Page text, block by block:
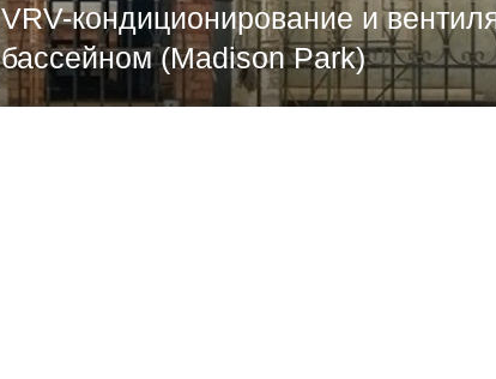
VRV-кондиционирование и
бассейном (Madison Park)